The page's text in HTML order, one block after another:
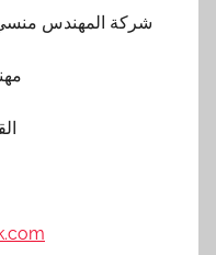
شركة المهندس